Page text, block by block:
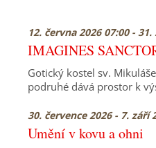
12. června 2026 07:00 -
IMAGINES
Gotický kostel sv.
podruhé dává prostor k
30. července 2026 - 7. září
Umění v kovu a ohni